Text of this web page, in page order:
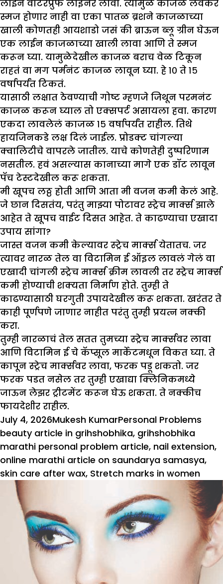
लाईन वॉटरप्रुफ लाइनर लावा. त्यामुळे काजळ लवकर
स्मज होणार नाही वा एका पातळ ब्रशने काजळाच्या
खाली कोणतही आयशाडो जसं की ब्राऊन ब्लू ग्रीन घेऊन
एक लाईन काजळाच्या खाली लावा आणि ते स्मज
करून घ्या. यामुळेदेखील काजळ बराच वेळ टिकून
राहतं वा मग पर्मनंट काजळ लावून घ्या. हे १० ते १५
वर्षापर्यंत टिकतं.
यासाठी लक्षात ठेवण्याची गोष्ट म्हणजे जिथून परमनंट
काजळ करून घ्याल तो एक्सपर्ट असायला हवा. कारण
एकदा लावलेलं काजळ १५ वर्षापर्यंत राहील. तिथे
हायजिनकडे लक्ष दिलं जाईल. प्रोडक्ट चांगल्या
क्वालिटीचे वापरले जातील. याचे कोणतेही दुष्परिणाम
नसतील. हवं असल्यास कानाच्या मागे एक डॉट लावून
पॅच टेस्टदेखील करू शकता.
मी खूपच लठ्ठ होती आणि आता मी वजन कमी केलं आहे.
जे छान दिसतंय, परंतु माझ्या पोटावर स्ट्रेच मार्क्स झाले
आहेत ते खूपच वाईट दिसत आहेत. ते काढण्याचा एखादा
उपाय सांगा?
जास्त वजन कमी केल्यावर स्ट्रेच मार्क्स येतातच. जर
त्यावर नारळ तेल वा विटामिन ई ऑइल लावलं गेलं वा
एखादी चांगली स्ट्रेच मार्क्स क्रीम लावली तर स्ट्रेच मार्क्स
कमी होण्याची शक्यता निर्माण होते. तुम्ही ते
काढण्यासाठी घरगुती उपायदेखील करू शकता. खरंतर ते
काही पूर्णपणे जाणार नाहीत परंतु तुम्ही प्रयत्न नक्की
करा.
तुम्ही नारळाचं तेल सतत तुमच्या स्ट्रेच मार्क्सवर लावा
आणि विटामिन ई चे कॅप्सूल मार्केटमधून विकत घ्या. ते
कापून स्ट्रेच मार्क्सवर लावा, फरक पडू शकतो. जर
फरक पडत नसेल तर तुम्ही एखाद्या क्लिनिकमध्ये
जाऊन लेझर ट्रीटमेंट करून घेऊ शकता. ते नक्कीच
फायदेशीर राहील.
Posted
on
July 4, 2026Author
Mukesh KumarCategories
Personal Problems
beauty article in grihshobhika, grihshobhika
marathi personal problem article, nail extension,
online marathi article on saundarya samasya,
skin care after wax, Stretch marks in women